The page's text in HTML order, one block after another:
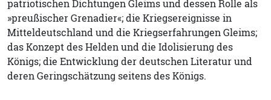
patriotischen Dichtungen Gleims und dessen Rolle als
»preußischer Grenadier«; die Kriegsereignisse in
Mitteldeutschland und die Kriegserfahrungen Gleims;
das Konzept des Helden und die Idolisierung des
Königs; die Entwicklung der deutschen Literatur und
deren Geringschätzung seitens des Königs.